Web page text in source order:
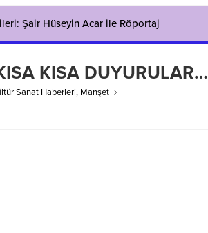
Şair Hüseyin Acar ile Röportaj
KISA DUYURULAR…
Sanat Haberleri, Manşet